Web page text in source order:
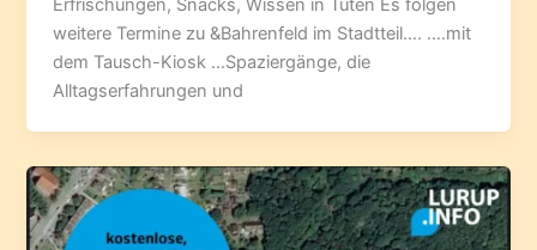
Erfrischungen, Snacks, Wissen in Tüten Es folgen
weitere Termine zu &Bahrenfeld im Stadtteil…. ….mit
dem Tausch-Kiosk …Spaziergänge, die
Alltagserfahrungen und